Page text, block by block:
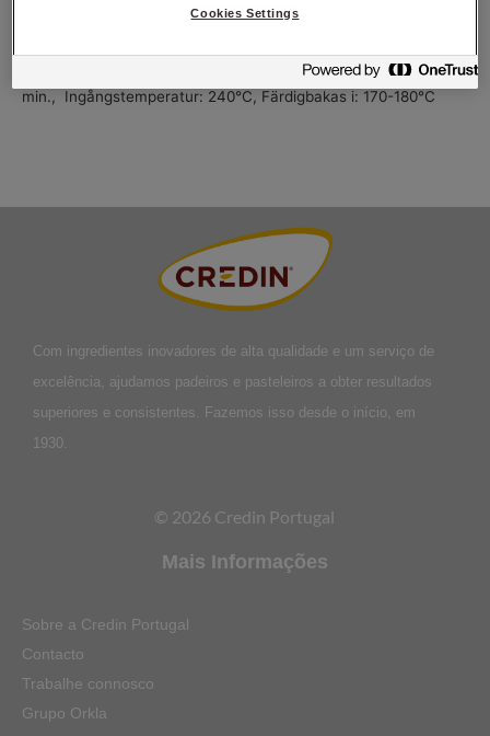
Jäs och baka av. Bakas med ånga.
Baktid: ca 45
min., Ingångstemperatur: 240°C, Färdigbakas i: 170-180°C
Com ingredientes inovadores de alta qualidade e um serviço de
excelência, ajudamos padeiros e pasteleiros a obter resultados
superiores e consistentes. Fazemos isso desde o início, em
1930.
© 2026 Credin Portugal
Mais Informações
Sobre a Credin Portugal
Contacto
Trabalhe connosco
Grupo Orkla
Cookies Settings